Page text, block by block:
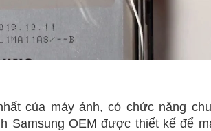
của máy ảnh, có chức năng
Samsung OEM được thiết kế để